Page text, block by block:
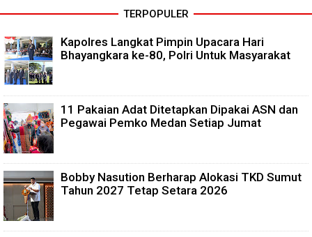
TERPOPULER
Kapolres Langkat Pimpin Upacara Hari
Bhayangkara ke-80, Polri Untuk Masyarakat
11 Pakaian Adat Ditetapkan Dipakai ASN dan
Pegawai Pemko Medan Setiap Jumat
Bobby Nasution Berharap Alokasi TKD Sumut
Tahun 2027 Tetap Setara 2026